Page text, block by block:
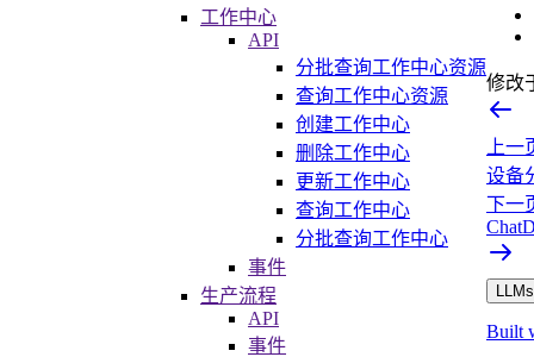
工作中心
API
分批查询工作中心资源
查询工作中心资源
创建工作中心
删除工作中心
更新工作中心
查询工作中心
分批查询工作中心
事件
生产流程
API
事件
修改
上一
设备
下一
Built